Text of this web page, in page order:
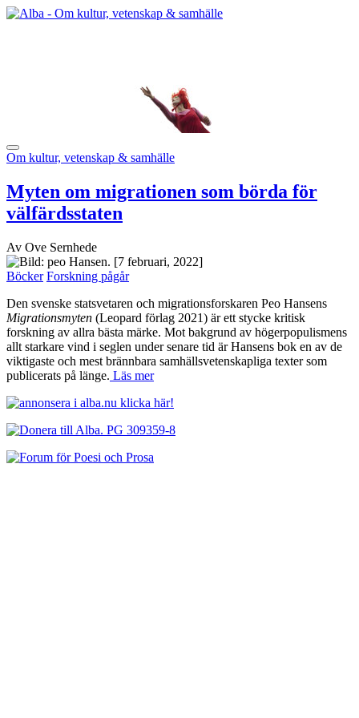
Om kultur, vetenskap & samhälle
Myten om migrationen som börda för
välfärdsstaten
Av Ove Sernhede
[7 februari, 2022]
Böcker Forskning pågår
Den svenske statsvetaren och migrationsforskaren Peo Hansens
Migrationsmyten (Leopard förlag 2021) är ett stycke kritisk
forskning av allra bästa märke. Mot bakgrund av högerpopulismens
allt starkare vind i seglen under senare tid är Hansens bok en av de
viktigaste och mest brännbara samhällsvetenskapliga texter som
publicerats på länge. Läs mer